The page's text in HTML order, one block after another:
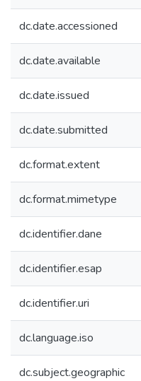
dc.date.accessioned
dc.date.available
dc.date.issued
dc.date.submitted
dc.format.extent
dc.format.mimetype
dc.identifier.dane
dc.identifier.esap
dc.identifier.uri
dc.language.iso
dc.subject.geographic